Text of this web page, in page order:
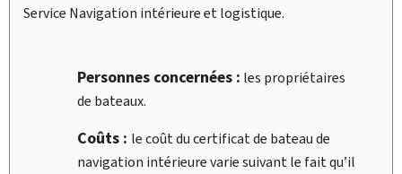
Service Navigation intérieure et logistique.
Personnes concernées : les propriétaires
de bateaux.
Coûts : le coût du certificat de bateau de
navigation intérieure varie suivant le fait qu’il